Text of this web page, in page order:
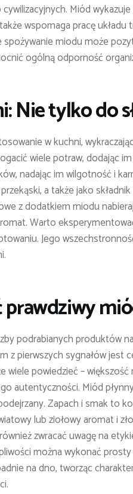
Miód
wspomaga pracę
miodu może
ogólną odporność
Nie tylko do
w kuchni,
wiele potraw, dodając
nadając im wilgotność i
a także jako
z dodatkiem miodu
Warto
Jego
prawdziwy
podrabianych produktów
z pierwszych sygnałów jest
wiele powiedzieć –
autentyczności. Miód
Zapach i smak to
lub ziołowy aromat i
zwracać uwagę na
można wykonać
na dno, tworząc